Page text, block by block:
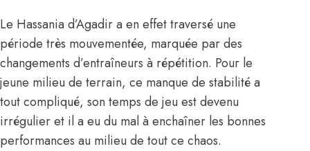
Le Hassania d’Agadir a en effet traversé une
période très mouvementée, marquée par des
changements d’entraîneurs à répétition. Pour le
jeune milieu de terrain, ce manque de stabilité a
tout compliqué, son temps de jeu est devenu
irrégulier et il a eu du mal à enchaîner les bonnes
performances au milieu de tout ce chaos.